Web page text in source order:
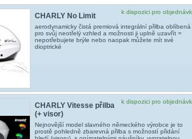
k dispozici pro
CHARLY No Limit
aerodynamicky čistá premiová integrální přilba oblíbená
pro svůj neotřelý vzhled a možnosti ji uplně uzavřít =
nepotřebujete brýle nebo naopak můžete mít své
dioptrické
k dispozici pro
CHARLY Vitesse přilba
(+ visor)
Nejnovější model slavného německého výrobce je to
prostě pohledně zbarevná přilba s možností přidání